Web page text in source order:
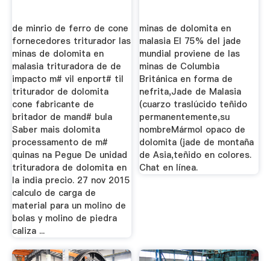
de minrio de ferro de cone
fornecedores triturador las
minas de dolomita en
malasia trituradora de de
impacto m# vil enport# til
triturador de dolomita
cone fabricante de
britador de mand# bula
Saber mais dolomita
processamento de m#
quinas na Pegue De unidad
trituradora de dolomita en
la india precio. 27 nov 2015
calculo de carga de
material para un molino de
bolas y molino de piedra
caliza ...
minas de dolomita en
malasia El 75% del jade
mundial proviene de las
minas de Columbia
Británica en forma de
nefrita,Jade de Malasia
(cuarzo traslúcido teñido
permanentemente,su
nombreMármol opaco de
dolomita (jade de montaña
de Asia,teñido en colores.
Chat en línea.